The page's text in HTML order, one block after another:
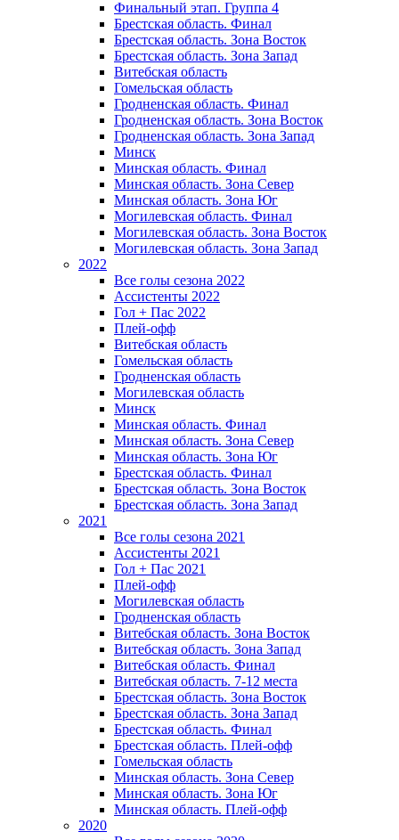
Финальный этап. Группа 4
Брестская область. Финал
Брестская область. Зона Восток
Брестская область. Зона Запад
Витебская область
Гомельская область
Гродненская область. Финал
Гродненская область. Зона Восток
Гродненская область. Зона Запад
Минск
Минская область. Финал
Минская область. Зона Север
Минская область. Зона Юг
Могилевская область. Финал
Могилевская область. Зона Восток
Могилевская область. Зона Запад
2022
Все голы сезона 2022
Ассистенты 2022
Гол + Пас 2022
Плей-офф
Витебская область
Гомельская область
Гродненская область
Могилевская область
Минск
Mинская область. Финал
Минская область. Зона Север
Минская область. Зона Юг
Брестская область. Финал
Брестская область. Зона Восток
Брестская область. Зона Запад
2021
Все голы сезона 2021
Ассистенты 2021
Гол + Пас 2021
Плей-офф
Могилевская область
Гродненская область
Витебская область. Зона Восток
Витебская область. Зона Запад
Витебская область. Финал
Витебская область. 7-12 места
Брестская область. Зона Восток
Брестская область. Зона Запад
Брестская область. Финал
Брестская область. Плей-офф
Гомельская область
Минская область. Зона Север
Минская область. Зона Юг
Минская область. Плей-офф
2020